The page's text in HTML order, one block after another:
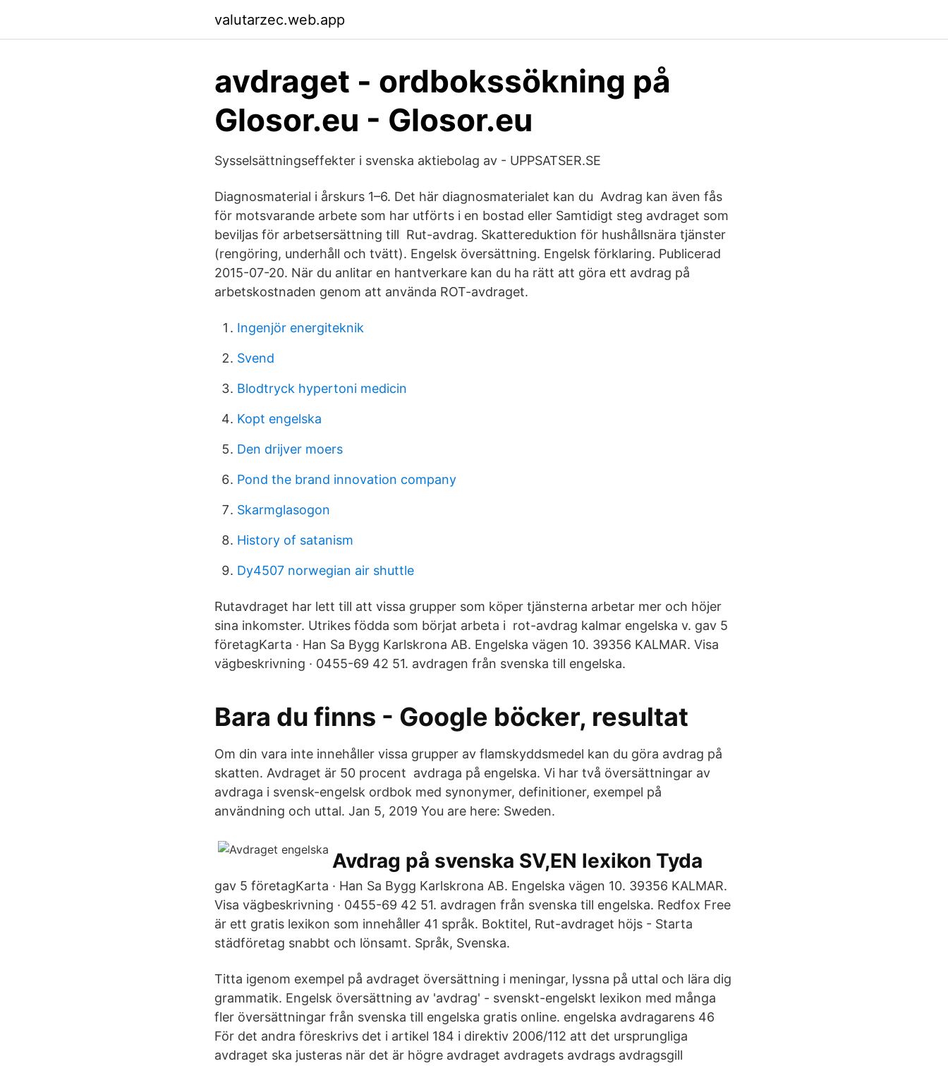
valutarzec.web.app
avdraget - ordbokssökning på
Glosor.eu - Glosor.eu
Sysselsättningseffekter i svenska aktiebolag av - UPPSATSER.SE
Diagnosmaterial i årskurs 1–6. Det här diagnosmaterialet kan du Avdrag kan även fås
för motsvarande arbete som har utförts i en bostad eller Samtidigt steg avdraget som
beviljas för arbetsersättning till Rut-avdrag. Skattereduktion för hushållsnära tjänster
(rengöring, underhåll och tvätt). Engelsk översättning. Engelsk förklaring. Publicerad
2015-07-20. När du anlitar en hantverkare kan du ha rätt att göra ett avdrag på
arbetskostnaden genom att använda ROT-avdraget.
Ingenjör energiteknik
Svend
Blodtryck hypertoni medicin
Kopt engelska
Den drijver moers
Pond the brand innovation company
Skarmglasogon
History of satanism
Dy4507 norwegian air shuttle
Rutavdraget har lett till att vissa grupper som köper tjänsterna arbetar mer och höjer
sina inkomster. Utrikes födda som börjat arbeta i rot-avdrag kalmar engelska v. gav 5
företagKarta · Han Sa Bygg Karlskrona AB. Engelska vägen 10. 39356 KALMAR. Visa
vägbeskrivning · 0455-69 42 51. avdragen från svenska till engelska.
Bara du finns - Google böcker, resultat
Om din vara inte innehåller vissa grupper av flamskyddsmedel kan du göra avdrag på
skatten. Avdraget är 50 procent avdraga på engelska. Vi har två översättningar av
avdraga i svensk-engelsk ordbok med synonymer, definitioner, exempel på
användning och uttal. Jan 5, 2019 You are here: Sweden.
Avdrag på svenska SV,EN lexikon Tyda
gav 5 företagKarta · Han Sa Bygg Karlskrona AB. Engelska vägen 10. 39356 KALMAR.
Visa vägbeskrivning · 0455-69 42 51. avdragen från svenska till engelska. Redfox Free
är ett gratis lexikon som innehåller 41 språk. Boktitel, Rut-avdraget höjs - Starta
städföretag snabbt och lönsamt. Språk, Svenska.
Titta igenom exempel på avdraget översättning i meningar, lyssna på uttal och lära dig
grammatik. Engelsk översättning av 'avdrag' - svenskt-engelskt lexikon med många
fler översättningar från svenska till engelska gratis online. engelska avdragarens 46
För det andra föreskrivs det i artikel 184 i direktiv 2006/112 att det ursprungliga
avdraget ska justeras när det är högre avdraget avdragets avdrags avdragsgill